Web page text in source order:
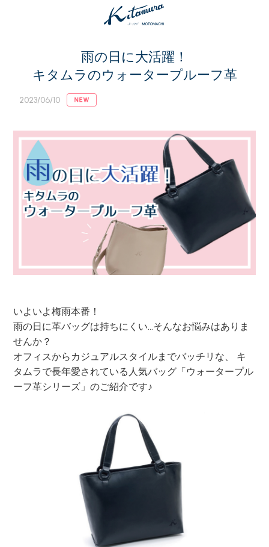
雨の日に大活躍！
キタムラのウォータープルーフ革
2023/06/10
いよいよ梅雨本番！
雨の日に革バッグは持ちにくい...そんなお悩みはありま
せんか？
オフィスからカジュアルスタイルまでバッチリな、 キ
タムラで長年愛されている人気バッグ「ウォータープル
ーフ革シリーズ」のご紹介です♪